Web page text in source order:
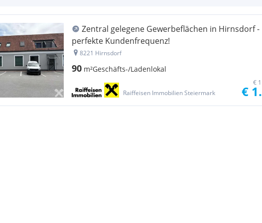
Zentral gelegene Gewerbeflächen in Hirnsdorf -
perfekte Kundenfrequenz!
8221 Hirnsdorf
90 m²Geschäfts-/Ladenlokal
Raiffeisen Immobilien Steiermark
€
€